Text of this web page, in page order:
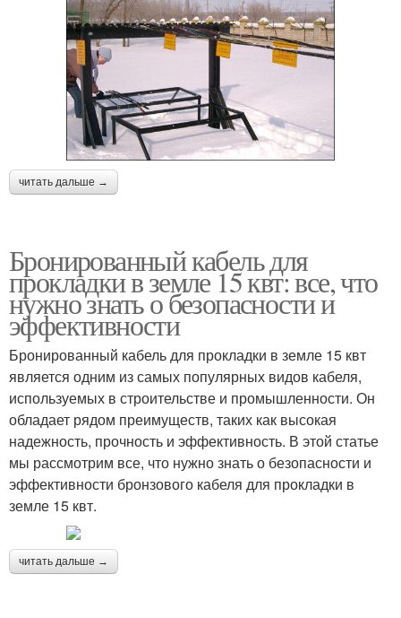
читать дальше →
Бронированный кабель для
прокладки в земле 15 квт: все, что
нужно знать о безопасности и
эффективности
Бронированный кабель для прокладки в земле 15 квт
является одним из самых популярных видов кабеля,
используемых в строительстве и промышленности. Он
обладает рядом преимуществ, таких как высокая
надежность, прочность и эффективность. В этой статье
мы рассмотрим все, что нужно знать о безопасности и
эффективности бронзового кабеля для прокладки в
земле 15 квт.
читать дальше →